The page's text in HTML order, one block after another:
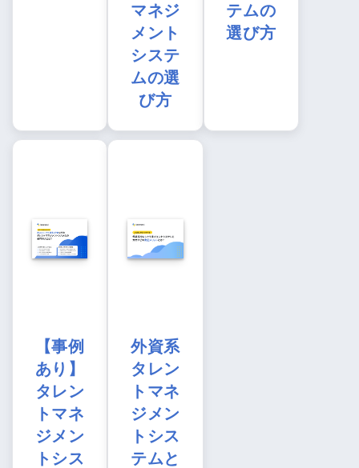
マネジ
メント
システ
ムの選
び方
テムの
選び方
【事例
あり】
タレン
トマネ
ジメン
トシス
外資系
タレン
トマネ
ジメン
トシス
テムと